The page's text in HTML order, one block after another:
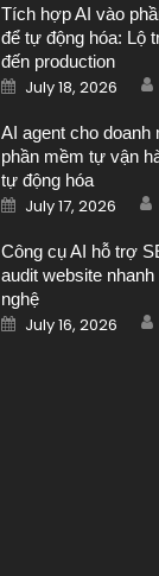
Tích hợp AI vào
để tự động hóa: Lộ
đến production
Posted on
July 18, 2026
AI agent cho doanh
phần mềm tự vận
tự động hóa
Posted on
July 17, 2026
Công cụ AI hỗ trợ
audit website
nghệ
Posted on
July 16, 2026